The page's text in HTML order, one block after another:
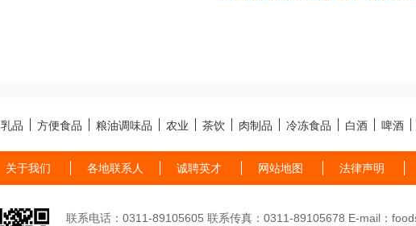
乳品 方便食品 粮油调味品 农业 茶饮 肉制品 冷冻食品 白酒 啤酒
关于我们 各地联系人 诚聘英才 网站地图 法律声明
联系电话：0311-89105605 联系传真：0311-89105678 E-mail：